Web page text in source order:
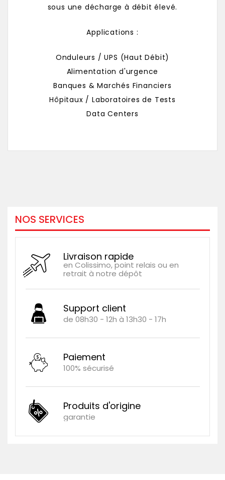
sous une décharge à débit élevé.
Applications :
Onduleurs / UPS (Haut Débit)
Alimentation d'urgence
Banques & Marchés Financiers
Hôpitaux / Laboratoires de Tests
Data Centers
NOS SERVICES
Livraison rapide
en Colissimo, point relais ou en
retrait à notre dépôt
Support client
de 08h30 - 12h à 13h30 - 17h
Paiement
100% sécurisé
Produits d'origine
garantie